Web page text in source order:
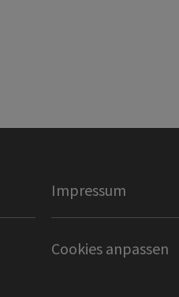
Impressum
Cookies anpassen